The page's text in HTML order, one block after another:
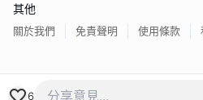
6
其他
關於我們 免責聲明 使用條款
香港經濟日報版權所有©